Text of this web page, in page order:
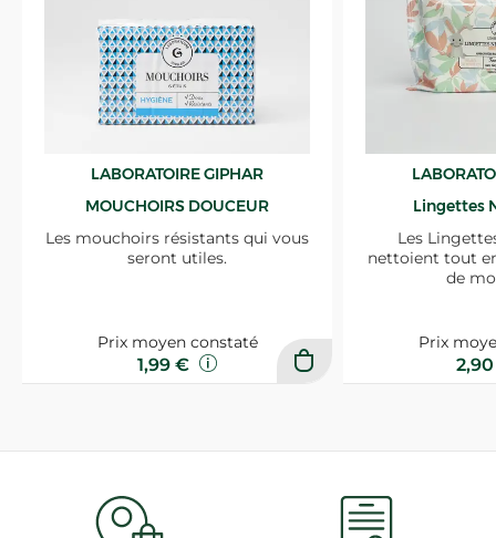
LABORATOIRE GIPHAR
MOUCHOIRS DOUCEUR
Les mouchoirs résistants qui vous
seront utiles.
Prix moyen constaté
1,99 €
Lingettes
Les
nettoient tout
de
Prix